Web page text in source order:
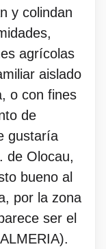
y colindan
agrícolas
aislado
o con fines
de
gustaría
de Olocau,
bueno al
por la zona
ser el